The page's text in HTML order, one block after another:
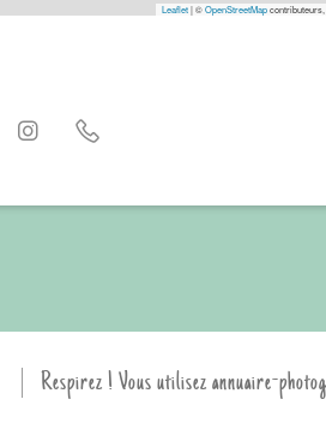
Leaflet|©OpenStreetMap
Respirez ! Vous utilisez annuaire-